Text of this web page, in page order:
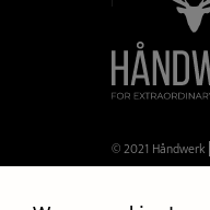
© 2021 Håndwerk